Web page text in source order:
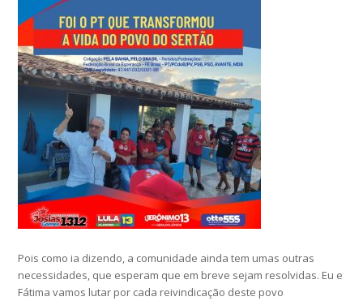
Pois como ia dizendo, a comunidade ainda tem umas outras
necessidades, que esperam que em breve sejam resolvidas. Eu e
Fátima vamos lutar por cada reivindicação deste povo